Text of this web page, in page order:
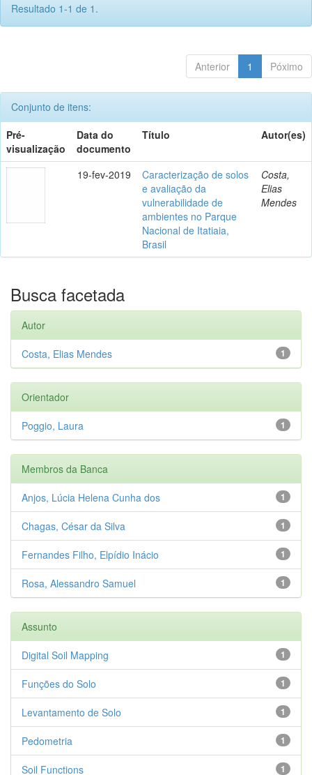
Resultado 1-1 de 1.
Anterior 1 Póximo
Conjunto de itens:
Pré-
visualização
Data do
documento
Título Autor(es)
19-fev-2019
Caracterização de solos
e avaliação da
vulnerabilidade de
ambientes no Parque
Nacional de Itatiaia,
Brasil
Costa,
Elias
Mendes
Busca facetada
Autor
1
Costa, Elias Mendes
Orientador
1
Poggio, Laura
Membros da Banca
1
Anjos, Lúcia Helena Cunha dos
1
Chagas, César da Silva
1
Fernandes Filho, Elpídio Inácio
1
Rosa, Alessandro Samuel
Assunto
1
Digital Soil Mapping
1
Funções do Solo
1
Levantamento de Solo
1
Pedometria
1
Soil Functions